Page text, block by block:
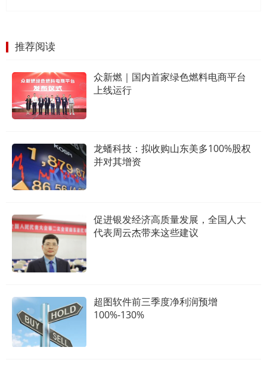
推荐阅读
众新燃｜国内首家绿色燃料电商平台
上线运行
龙蟠科技：拟收购山东美多100%股权
并对其增资
促进银发经济高质量发展，全国人大
代表周云杰带来这些建议
超图软件前三季度净利润预增
100%-130%